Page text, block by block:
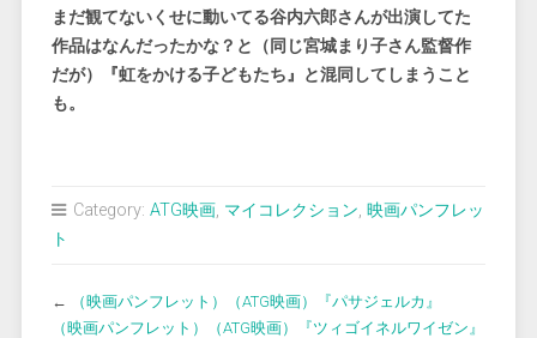
まだ観てないくせに動いてる谷内六郎さんが出演してた
作品はなんだったかな？と（同じ宮城まり子さん監督作
だが）『虹をかける子どもたち』と混同してしまうこと
も。
Category: ATG映画, マイコレクション, 映画パンフレッ
ト
←
（映画パンフレット）（ATG映画）『パサジェルカ』
（映画パンフレット）（ATG映画）『ツィゴイネルワイゼン』